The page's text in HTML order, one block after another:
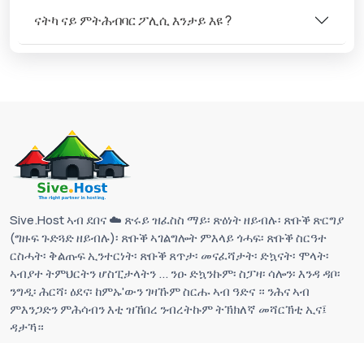
ናትካ ናይ ምትሕብባር ፖሊሲ እንታይ እዩ ?
Sive.Host ኣብ ደበና ☁️ ጽሩይ ዝፈስስ ማይ፡ ጽዕነት ዘይብሉ፡ ጽቡቕ ጽርግያ
(ግዙፍ ጉድጓድ ዘይብሉ)፡ ጽቡቕ ኣገልግሎት ምእላይ ጎሓፍ፡ ጽቡቕ ስርዓተ
ርስሓት፡ ቅልጡፍ ኢንተርነት፡ ጽቡቕ ጸጥታ፡ መናፈሻታት፡ ድኳናት፡ ሞላት፡
ኣብያተ ትምህርትን ሆስፒታላትን ... ንዑ ድኳንኩም፡ ስፓዛ፡ ሳሎን፡ እንዳ ዳቦ፡
ንግዲ፡ ሕርሻ፡ ዕደና፡ ከምኡ'ውን ገዛኹም ስርሑ ኣብ ዓድና ። ንሕና ኣብ
ምእንጋድን ምሕሳብን እቲ ዝኸበረ ንብረትኩም ትኽክለኛ መሻርኽቲ ኢና፤
ዳታኻ።